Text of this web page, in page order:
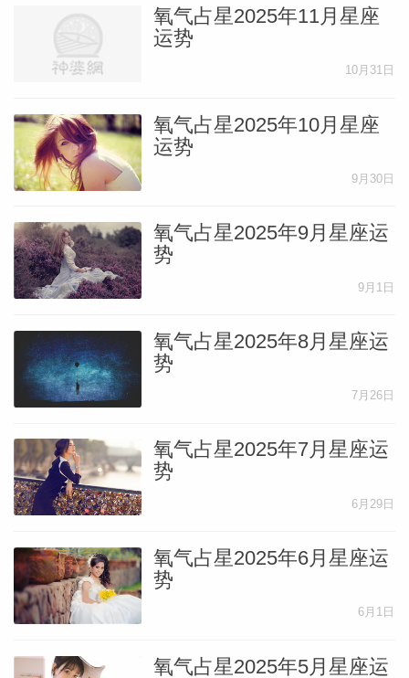
氧气占星2025年11月星座
运势
10月31日
氧气占星2025年10月星座
运势
9月30日
氧气占星2025年9月星座运
势
9月1日
氧气占星2025年8月星座运
势
7月26日
氧气占星2025年7月星座运
势
6月29日
氧气占星2025年6月星座运
势
6月1日
氧气占星2025年5月星座运